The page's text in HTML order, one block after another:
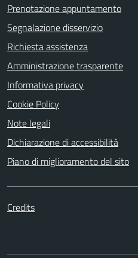
Prenotazione appuntamento
Segnalazione disservizio
Richiesta assistenza
Amministrazione trasparente
Informativa privacy
Cookie Policy
Note legali
Dichiarazione di accessibilità
Piano di miglioramento del sito
Credits